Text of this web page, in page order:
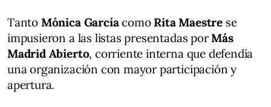
Tanto Mónica Garcíacomo Rita Maestre se
impusieron a las listas presentadas por Más
Madrid Abierto, corriente interna que defendía
una organización con mayor participación y
apertura.